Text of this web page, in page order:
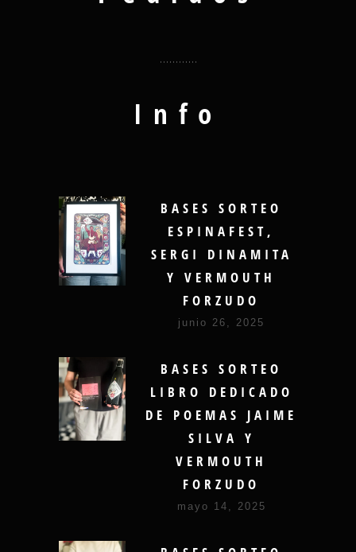
Info
BASES SORTEO
ESPINAFEST,
SERGI DINAMITA
Y VERMOUTH
FORZUDO
junio 26, 2025
BASES SORTEO
LIBRO DEDICADO
DE POEMAS JAIME
SILVA Y
VERMOUTH
FORZUDO
mayo 14, 2025